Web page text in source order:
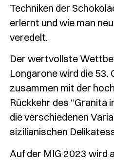
Techniken der
erlernt und wie man
veredelt.
Der wertvollste
Longarone wird die 53.
zusammen mit der
Rückkehr des “Granita
die verschiedenen
sizilianischen
Auf der MIG 2023 wird